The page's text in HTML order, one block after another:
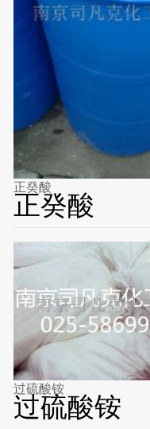
正癸酸
正癸酸
过硫酸铵
过硫酸铵